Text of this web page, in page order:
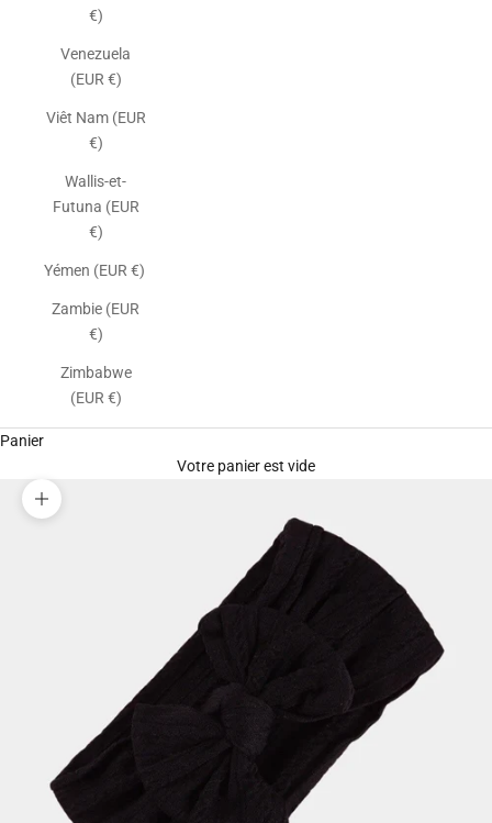
€)
Venezuela
(EUR €)
Viêt Nam (EUR
€)
Wallis-et-
Futuna (EUR
€)
Yémen (EUR €)
Zambie (EUR
€)
Zimbabwe
(EUR €)
Panier
Votre panier est vide
Zoomer sur l'image